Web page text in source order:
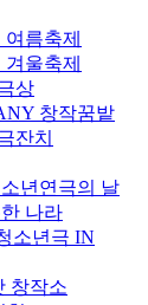
름축제
울축제
상
창작꿈밭
잔치
년연극의 날
나라
소년극 IN
창작소